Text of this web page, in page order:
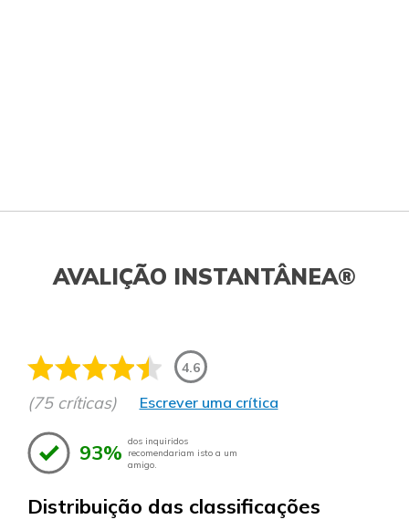
AVALIÇÃO INSTANTÂNEA®
4.6
(75 críticas) Escrever uma crítica
93% dos inquiridos
recomendariam isto a um
amigo.
Distribuição das classificações